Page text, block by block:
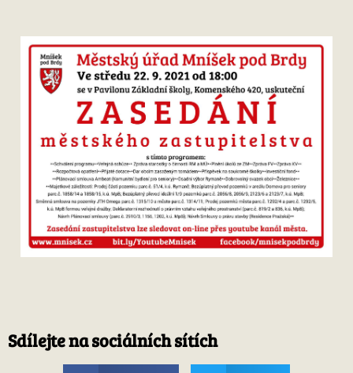
Sdílejte na sociálních sítích